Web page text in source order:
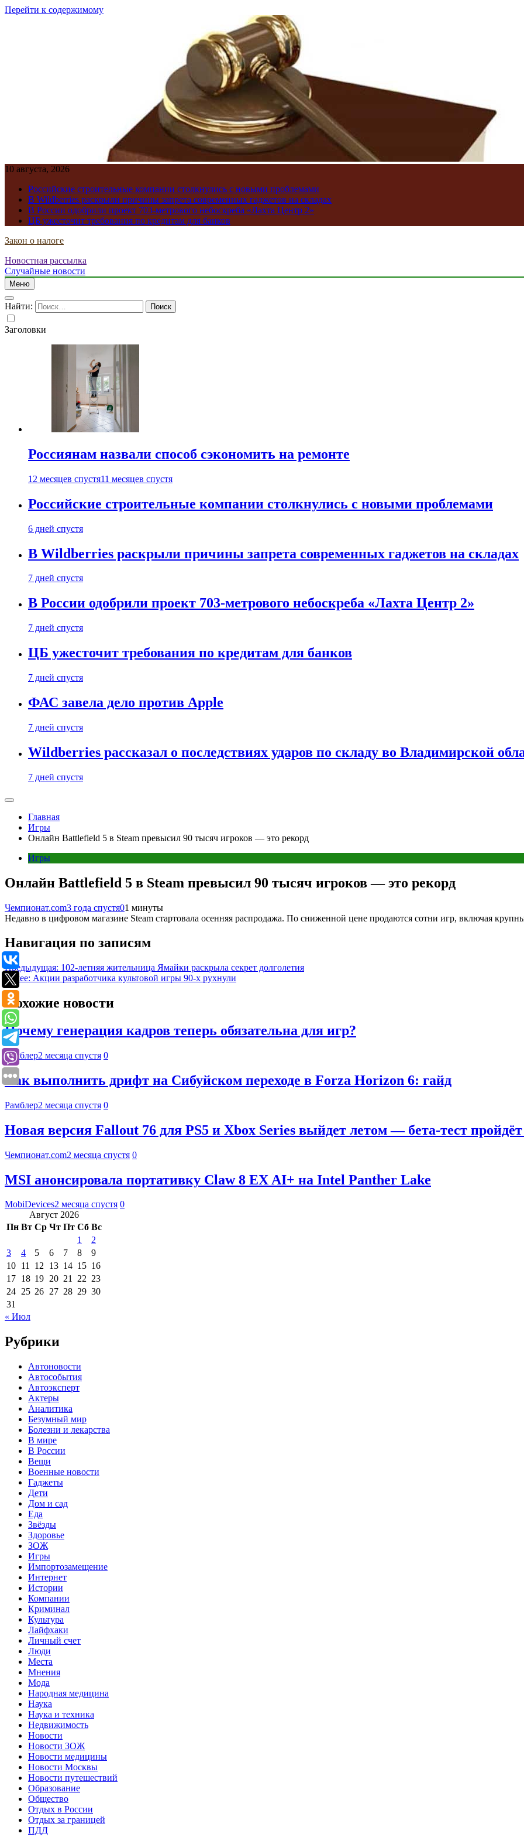
Перейти к содержимому
10 августа, 2026
Российские строительные компании столкнулись с новыми проблемами
В Wildberries раскрыли причины запрета современных гаджетов на складах
В России одобрили проект 703-метрового небоскреба «Лахта Центр 2»
ЦБ ужесточит требования по кредитам для банков
Закон о налоге
Новостная рассылка
Случайные новости
Меню
Найти:
Заголовки
Россиянам назвали способ сэкономить на ремонте
12 месяцев спустя11 месяцев спустя
Российские строительные компании столкнулись с новыми проблемами
6 дней спустя
В Wildberries раскрыли причины запрета современных гаджетов на складах
7 дней спустя
В России одобрили проект 703-метрового небоскреба «Лахта Центр 2»
7 дней спустя
ЦБ ужесточит требования по кредитам для банков
7 дней спустя
ФАС завела дело против Apple
7 дней спустя
Wildberries рассказал о последствиях ударов по складу во Владимирской
7 дней спустя
Главная
Игры
Онлайн Battlefield 5 в Steam превысил 90 тысяч игроков — это рекорд
Игры
Онлайн Battlefield 5 в Steam превысил 90 тысяч игроков — это рекорд
Чемпионат.com3 года спустя01 минуты
Недавно в цифровом магазине Steam стартовала осенняя распродажа. По сниженной цене продаются сотни игр, включая
Навигация по записям
Предыдущая: 102-летняя жительница Ямайки раскрыла секрет долголетия
Далее: Акции разработчика культовой игры 90-х рухнули
Похожие новости
Почему генерация кадров теперь обязательна для игр?
Рамблер2 месяца спустя 0
Как выполнить дрифт на Сибуйском переходе в Forza Horizon 6: гайд
Рамблер2 месяца спустя 0
Новая версия Fallout 76 для PS5 и Xbox Series выйдет летом — бета-тест
Чемпионат.com2 месяца спустя 0
MSI анонсировала портативку Claw 8 EX AI+ на Intel Panther Lake
MobiDevices2 месяца спустя 0
Август 2026
Пн Вт Ср Чт Пт Сб Вс
1
2
3
4 5 6 7 8
9
10 11 12 13 14 15 16
17 18 19 20 21 22 23
24 25 26 27 28 29 30
31
« Июл
Рубрики
Автоновости
Автособытия
Автоэксперт
Актеры
Аналитика
Безумный мир
Болезни и лекарства
В мире
В России
Вещи
Военные новости
Гаджеты
Дети
Дом и сад
Еда
Звёзды
Здоровье
ЗОЖ
Игры
Импортозамещение
Интернет
Истории
Компании
Криминал
Культура
Лайфхаки
Личный счет
Люди
Места
Мнения
Мода
Народная медицина
Наука
Наука и техника
Недвижимость
Новости
Новости ЗОЖ
Новости медицины
Новости Москвы
Новости путешествий
Образование
Общество
Отдых в России
Отдых за границей
ПДД